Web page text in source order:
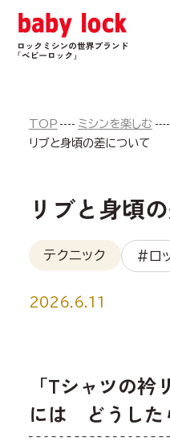
TOP ミシンを楽しむ
リブと身頃の差について
リブと身頃
テクニック #ロ
2026.6.11
「Tシャツの衿
には どうした